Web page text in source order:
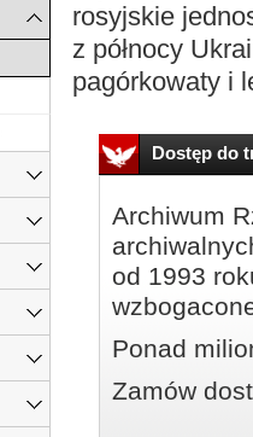
rosyjskie
z północy
pagórkowaty i
Dostęp do
Archiwum
od 1993
Ponad
Zamów